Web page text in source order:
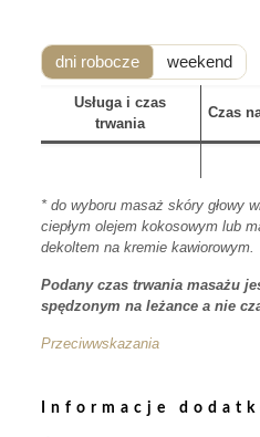
dni robocze weekend
Usługa i czas
trwania
Czas
* do wyboru masaż skóry głowy
ciepłym olejem kokosowym lub
dekoltem na kremie kawiorowym.
Podany czas trwania masażu
spędzonym na leżance a nie
Przeciwwskazania
Informacje